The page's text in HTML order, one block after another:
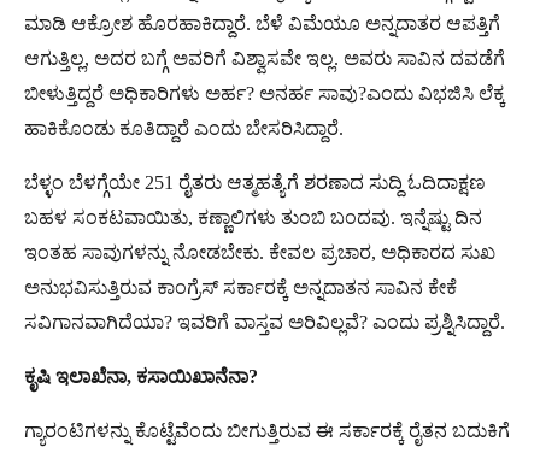
ಮಾಡಿ ಆಕ್ರೋಶ ಹೊರಹಾಕಿದ್ದಾರೆ. ಬೆಳೆ ವಿಮೆಯೂ ಅನ್ನದಾತರ ಆಪತ್ತಿಗೆ
ಆಗುತ್ತಿಲ್ಲ, ಅದರ ಬಗ್ಗೆ ಅವರಿಗೆ ವಿಶ್ವಾಸವೇ ಇಲ್ಲ. ಅವರು ಸಾವಿನ ದವಡೆಗೆ
ಬೀಳುತ್ತಿದ್ದರೆ ಅಧಿಕಾರಿಗಳು ಅರ್ಹ? ಅನರ್ಹ ಸಾವು?ಎಂದು ವಿಭಜಿಸಿ ಲೆಕ್ಕ
ಹಾಕಿಕೊಂಡು ಕೂತಿದ್ದಾರೆ ಎಂದು ಬೇಸರಿಸಿದ್ದಾರೆ.
ಬೆಳ್ಳಂ ಬೆಳಗ್ಗೆಯೇ 251 ರೈತರು ಆತ್ಮಹತ್ಯೆಗೆ ಶರಣಾದ ಸುದ್ದಿ ಓದಿದಾಕ್ಷಣ
ಬಹಳ ಸಂಕಟವಾಯಿತು, ಕಣ್ಣಾಲಿಗಳು ತುಂಬಿ ಬಂದವು. ಇನ್ನೆಷ್ಟು ದಿನ
ಇಂತಹ ಸಾವುಗಳನ್ನು ನೋಡಬೇಕು. ಕೇವಲ ಪ್ರಚಾರ, ಅಧಿಕಾರದ ಸುಖ
ಅನುಭವಿಸುತ್ತಿರುವ ಕಾಂಗ್ರೆಸ್​ ಸರ್ಕಾರಕ್ಕೆ ಅನ್ನದಾತನ ಸಾವಿನ ಕೇಕೆ
ಸವಿಗಾನವಾಗಿದೆಯಾ? ಇವರಿಗೆ ವಾಸ್ತವ ಅರಿವಿಲ್ಲವೆ? ಎಂದು ಪ್ರಶ್ನಿಸಿದ್ದಾರೆ.
ಕೃಷಿ ಇಲಾಖೆನಾ, ಕಸಾಯಿಖಾನೆನಾ?
ಗ್ಯಾರಂಟಿಗಳನ್ನು ಕೊಟ್ಟೆವೆಂದು ಬೀಗುತ್ತಿರುವ ಈ​ ಸರ್ಕಾರಕ್ಕೆ ರೈತನ ಬದುಕಿಗೆ